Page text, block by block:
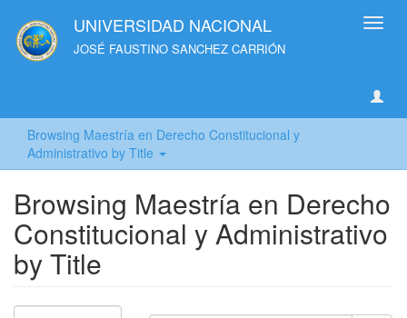
UNIVERSIDAD NACIONAL
JOSÉ FAUSTINO SANCHEZ CARRIÓN
Browsing Maestría en Derecho Constitucional y
Administrativo by Title
Browsing Maestría en Derecho
Constitucional y Administrativo
by Title